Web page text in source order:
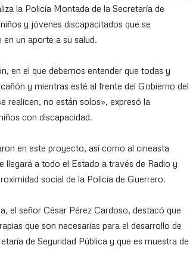
la Policía Montada de la Secretaría de
y jóvenes discapacitados que se
un aporte a su salud.
en el que debemos entender que todas y
y mientras esté al frente del Gobierno del
realicen, no están solos», expresó la
con discapacidad.
en este proyecto, así como al cineasta
llegará a todo el Estado a través de Radio y
social de la Policía de Guerrero.
el señor César Pérez Cardoso, destacó que
que son necesarias para el desarrollo de
de Seguridad Pública y que es muestra de